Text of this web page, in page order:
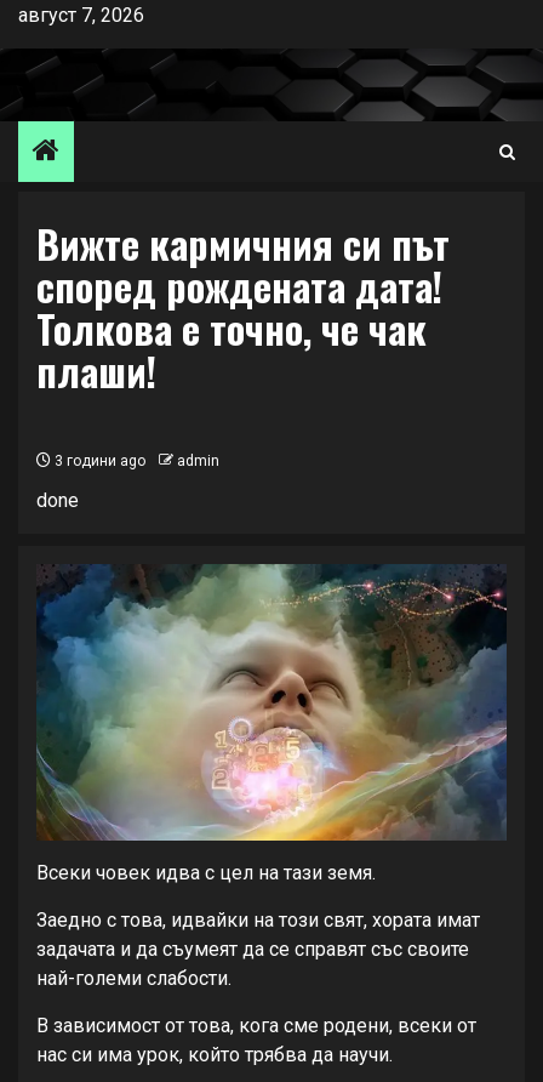
Skip
content
август 7, 2026
Вижте кармичния си път
според рождената дата!
Толкова е точно, че чак
плаши!
3 години ago admin
done
Всеки човек идва с цел на тази земя.
Заедно с това, идвайки на този свят, хората имат
задачата и да съумеят да се справят със своите
най-големи слабости.
В зависимост от това, кога сме родени, всеки от
нас си има урок, който трябва да научи.